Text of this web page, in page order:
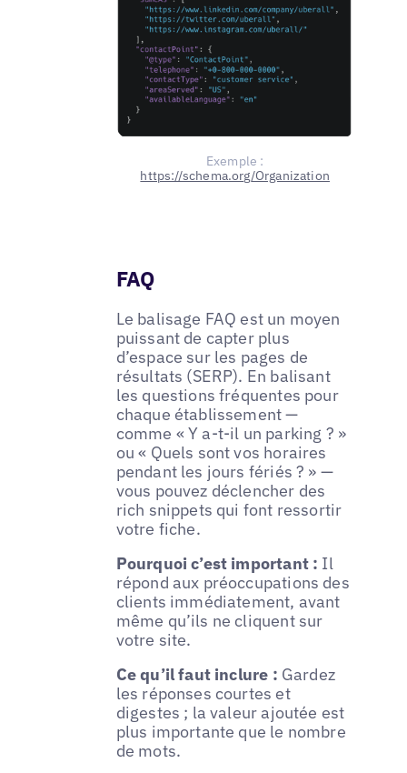
Exemple :
https://schema.org/Organization
FAQ
Le balisage FAQ est un moyen
puissant de capter plus
d’espace sur les pages de
résultats (SERP). En balisant
les questions fréquentes pour
chaque établissement —
comme « Y a-t-il un parking ? »
ou « Quels sont vos horaires
pendant les jours fériés ? » —
vous pouvez déclencher des
rich snippets qui font ressortir
votre fiche.
Pourquoi c’est important : Il
répond aux préoccupations des
clients immédiatement, avant
même qu’ils ne cliquent sur
votre site.
Ce qu’il faut inclure : Gardez
les réponses courtes et
digestes ; la valeur ajoutée est
plus importante que le nombre
de mots.